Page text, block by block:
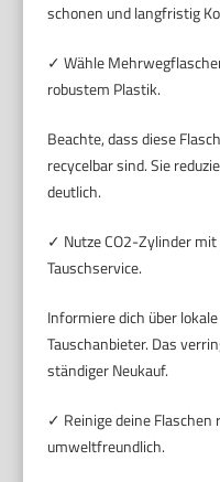
schonen und langfristig
✓ Wähle
robustem Plastik.
Beachte, dass diese
recycelbar sind. Sie
deutlich.
✓ Nutze CO2-Zylinder
Tauschservice.
Informiere dich über
Tauschanbieter. Das
ständiger Neukauf.
✓ Reinige deine
umweltfreundlich.